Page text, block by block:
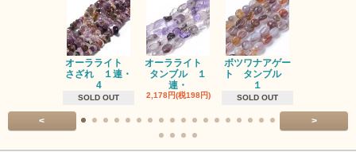
オーラライト
さざれ １連・
4
SOLD OUT
オーラライト
タンブル １
連・
2,178円(税198円)
ボツワナアゲー
ト タンブル
１
SOLD OUT
< >